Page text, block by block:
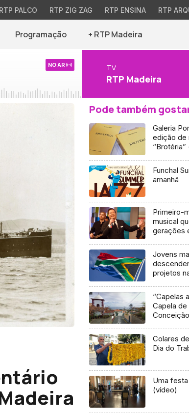
RTP PALCO RTP ZIG ZAG RTP ENSINA RTP
Programação + RTP Madeira
NO AR TV
RTP Madeira
Pode também
Galeria
edição de
Funchal
amanhã
Primeiro-
musical
gerações
Jovens
projetos
“Capelas
Capela de
Conceição
Colares
Dia do
Uma
(vídeo)